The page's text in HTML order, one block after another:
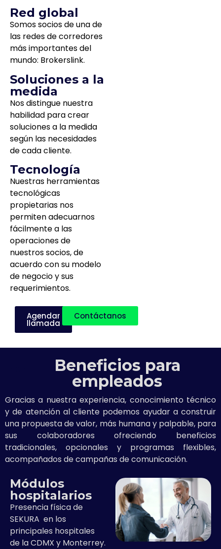
Red global
Somos socios de una de
las redes de corredores
más importantes del
mundo: Brokerslink.
Soluciones a la
medida
Nos distingue nuestra
habilidad para crear
soluciones a la medida
según las necesidades
de cada cliente.
Tecnología
Nuestras herramientas
tecnológicas
propietarias nos
permiten adecuarnos
fácilmente a las
operaciones de
nuestros socios, de
acuerdo con su modelo
de negocio y sus
requerimientos.
Agendar
llamada
Contáctanos
Beneficios para
empleados
Gracias a nuestra experiencia, conocimiento técnico
y de atención al cliente podemos ayudar a construir
una propuesta de valor, más humana y palpable, para
sus colaboradores ofreciendo beneficios
tradicionales, opcionales y programas flexibles,
acompañados de campañas de comunicación.
Módulos
hospitalarios
Presencia física de
SEKURA en los
principales hospitales
de la CDMX y Monterrey.